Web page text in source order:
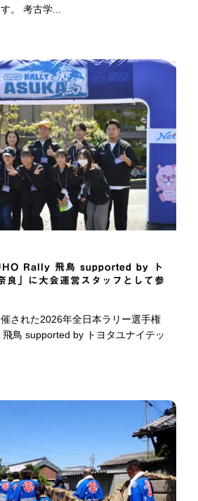
。 考古学...
Rally 飛鳥 supported by ト
良」に大会運営スタッフとして参
された2026年全日本ラリー選手権
鳥 supported by トヨタユナイテッ